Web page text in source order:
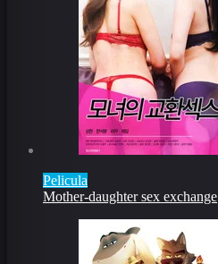
Pelicula
Mother-daughter sex exchange